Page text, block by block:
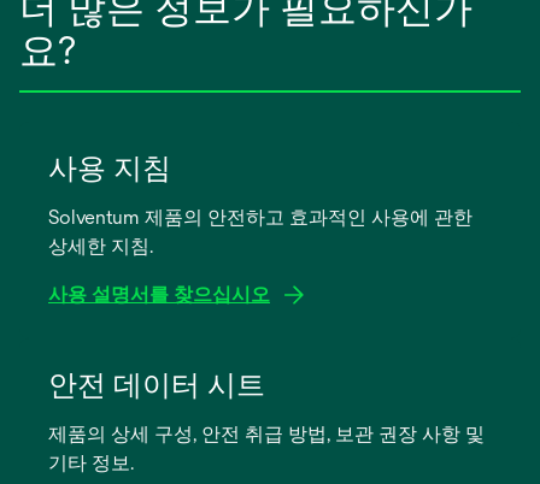
요?
사용 지침
Solventum 제품의 안전하고 효과적인 사용에 관한
상세한 지침.
사용 설명서를 찾으십시오
안전 데이터 시트
제품의 상세 구성, 안전 취급 방법, 보관 권장 사항 및
기타 정보.